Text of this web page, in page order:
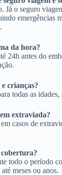
Já o seguro
emergências
da hora?
24h antes do
crianças?
todas as idades,
extraviada?
casos de
todo o período
meses ou anos.